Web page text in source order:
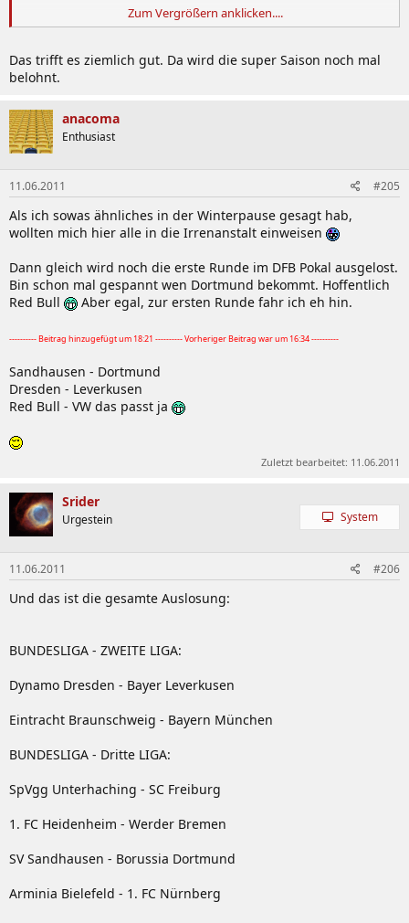
Den zweiten Platz belegte Sahins 19 Jahre alter Dortmunder
Bundesliga-Torschützenkönig Mario Gomez (12,9) von Bayern
München.
Die Abstimmung zum besten Newcomer der abgelaufenen Spielzeit
gewann Nationalspieler Götze (83,6 Prozent) mit überragendem
Vorsprung vor Andre Schürrle (3,1) vom FSV Mainz 05 und dem
Nürnberger Ilkay Gündogan (2,5), der künftig beim BVB spielen
wird.
Meistercoach Jürgen Klopp (70,4 Prozent), gefolgt von Hannovers
Mirko Slomka (11,3) und dem Mainzer Thomas Tuchel (5,0).
In die Bundesliga-Mannschaft der Saison wurden folgende Profis
gewählt:
Marcel Schmelzer - Arjen Robben, Nuri Sahin, Mario Götze, Arturo
An der Wahl der Spielergewerkschaft konnten alle Spieler der
Bundesliga, 2. und 3. Liga, der Regionalligen sowie die übrigen VDV-
Mitglieder teilnehmen.
Zum Vergrößern anklicken....
Das trifft es ziemlich gut. Da wird die super Saison noch mal
belohnt.
anacoma
Enthusiast
11.06.2011 #205
Als ich sowas ähnliches in der Winterpause gesagt hab,
wollten mich hier alle in die Irrenanstalt einweisen
Dann gleich wird noch die erste Runde im DFB Pokal ausgelost.
Bin schon mal gespannt wen Dortmund bekommt. Hoffentlich
Red Bull
Aber egal, zur ersten Runde fahr ich eh hin.
---------- Beitrag hinzugefügt um 18:21 ---------- Vorheriger Beitrag war um 16:34 ----------
Sandhausen - Dortmund
Dresden - Leverkusen
Red Bull - VW das passt ja
Zuletzt bearbeitet: 11.06.2011
Srider
Urgestein System
11.06.2011 #206
Und das ist die gesamte Auslosung:
BUNDESLIGA - ZWEITE LIGA:
Dynamo Dresden - Bayer Leverkusen
Eintracht Braunschweig - Bayern München
BUNDESLIGA - Dritte LIGA:
SpVgg Unterhaching - SC Freiburg
1. FC Heidenheim - Werder Bremen
SV Sandhausen - Borussia Dortmund
Arminia Bielefeld - 1. FC Nürnberg